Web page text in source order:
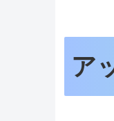
ア